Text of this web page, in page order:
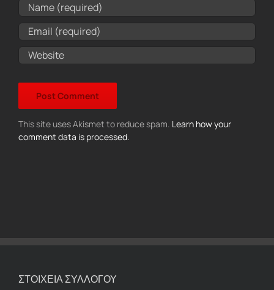
This site uses Akismet to reduce spam. Learn how your
comment data is processed.
ΣΤΟΙΧΕΙΑ ΣΥΛΛΟΓΟΥ